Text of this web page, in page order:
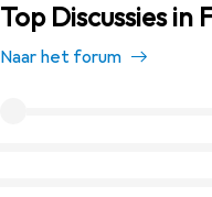
Top Discussies in
Naar het forum